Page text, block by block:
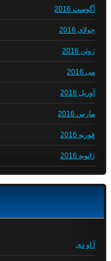
آگوست 2016
جولای 2016
ژوئن 2016
می 2016
آوریل 2016
مارس 2016
فوریه 2016
ژانویه 2016
آ او دی